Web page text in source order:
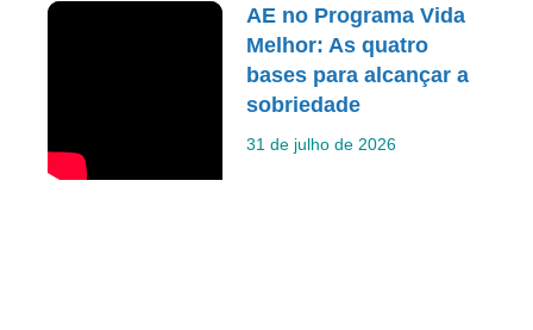
AE no Programa Vida
Melhor: As quatro
bases para alcançar a
sobriedade
31 de julho de 2026